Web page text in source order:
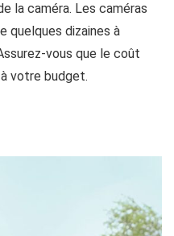
la caméra. Les caméras
quelques dizaines à
vous que le coût
votre budget.